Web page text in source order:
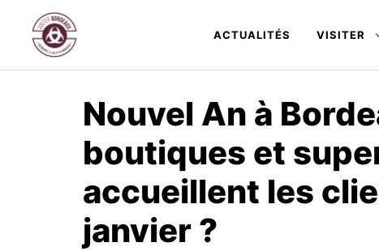
contenu
ACTUALITÉS VISITER
Nouvel An à
boutiques et
accueillent les
janvier ?